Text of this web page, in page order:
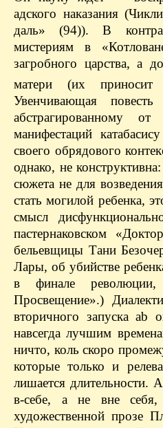
адского наказания
даль» (94)). В
мистериям в
загробного царства, а
матери (их
Увенчивающая
абстрагированному
манифестаций
своего обрядового
однако, не
сюжета не для
стать могилой ребенка,
смысл
пастернаковском
бельевщицы Тани
Лары, об убийстве
в финале
Просвещение».)
вторичного запуска
навсегда лучшим
ничто, коль скоро
которые только и
лишается длительности.
в-себе, а не вне
художественной прозе